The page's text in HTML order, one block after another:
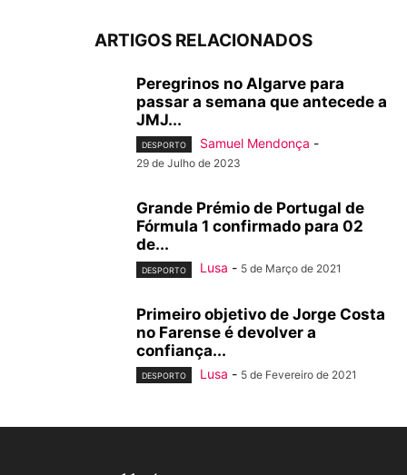
ARTIGOS RELACIONADOS
Peregrinos no Algarve para
passar a semana que antecede a
JMJ...
DESPORTO Samuel Mendonça -
29 de Julho de 2023
Grande Prémio de Portugal de
Fórmula 1 confirmado para 02
de...
DESPORTO Lusa - 5 de Março de 2021
Primeiro objetivo de Jorge Costa
no Farense é devolver a
confiança...
DESPORTO Lusa - 5 de Fevereiro de 2021